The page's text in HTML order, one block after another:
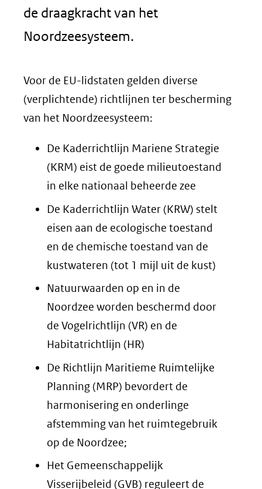
de draagkracht van het
Noordzeesysteem.
Voor de EU-lidstaten gelden diverse
(verplichtende) richtlijnen ter bescherming
van het Noordzeesysteem:
De Kaderrichtlijn Mariene Strategie
(KRM) eist de goede milieutoestand
in elke nationaal beheerde zee
De Kaderrichtlijn Water (KRW) stelt
eisen aan de ecologische toestand
en de chemische toestand van de
kustwateren (tot 1 mijl uit de kust)
Natuurwaarden op en in de
Noordzee worden beschermd door
de Vogelrichtlijn (VR) en de
Habitatrichtlijn (HR)
De Richtlijn Maritieme Ruimtelijke
Planning (MRP) bevordert de
harmonisering en onderlinge
afstemming van het ruimtegebruik
op de Noordzee;
Het Gemeenschappelijk
Visserijbeleid (GVB) reguleert de